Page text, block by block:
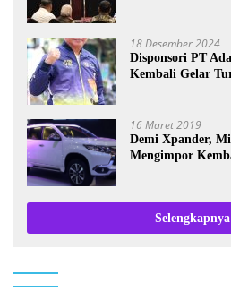
18 Desember 2024
Disponsori PT
Kembali Gelar
16 Maret 2019
Demi Xpander,
Mengimpor
Selengkapnya